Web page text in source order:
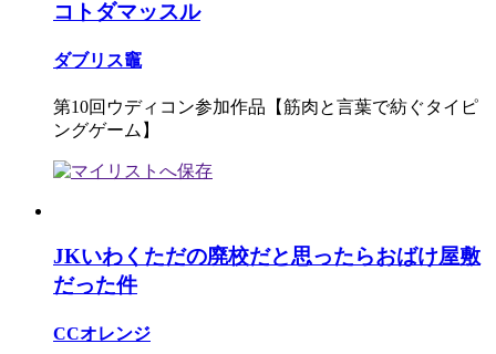
コトダマッスル
ダブリス竈
第10回ウディコン参加作品【筋肉と言葉で紡ぐタイピ
ングゲーム】
JKいわくただの廃校だと思ったらおばけ屋敷
だった件
CCオレンジ